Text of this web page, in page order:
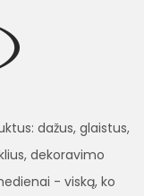
dažus, glaistus,
dekoravimo
- viską, ko